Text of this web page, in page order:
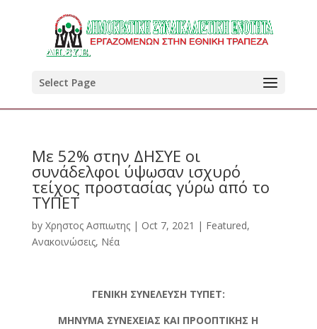
Select Page
Με 52% στην ΔΗΣΥΕ οι
συνάδελφοι ύψωσαν ισχυρό
τείχος προστασίας γύρω από το
ΤΥΠΕΤ
by Χρηστος Ασπιωτης| Oct 7, 2021 | Featured,
Ανακοινώσεις, Νέα
ΓΕΝΙΚΗ ΣΥΝΕΛΕΥΣΗ ΤΥΠΕΤ:
ΜΗΝΥΜΑ ΣΥΝΕΧΕΙΑΣ ΚΑΙ ΠΡΟΟΠΤΙΚΗΣ Η